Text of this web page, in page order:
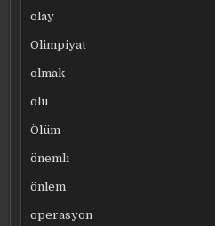
olay
Olimpiyat
olmak
ölü
Ölüm
önemli
önlem
operasyon